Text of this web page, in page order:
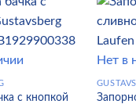
с кнопкой
Нет в